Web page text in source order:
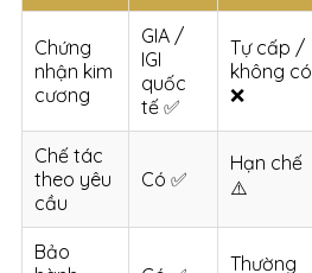
Chứng
nhận kim
cương
GIA /
IGI
quốc
tế ✅
Tự cấp /
không có
❌
Chế tác
theo yêu
cầu
Có ✅
Hạn chế
⚠️
Bảo
Thường